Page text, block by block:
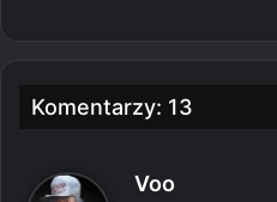
Komentarzy: 13
Voo